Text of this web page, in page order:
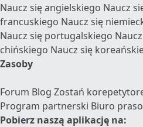
Naucz się angielskiego Naucz
francuskiego Naucz się
Naucz się portugalskiego
chińskiego Naucz się
Zasoby
Forum Blog Zostań
Program partnerski Biuro
Pobierz naszą aplikację na: